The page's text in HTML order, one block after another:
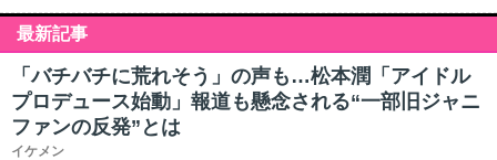
最新記事
「バチバチに荒れそう」の声も…松本潤「アイドル
プロデュース始動」報道も懸念される“一部旧ジャニ
ファンの反発”とは
イケメン